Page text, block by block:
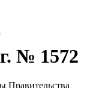
№ 1572
Правительства